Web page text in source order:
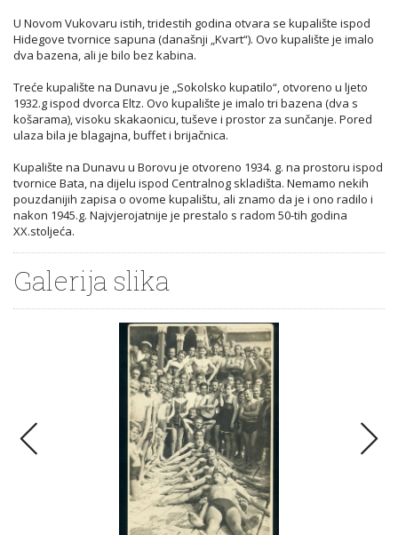
U Novom Vukovaru istih, tridestih godina otvara se kupalište ispod
Hidegove tvornice sapuna (današnji „Kvart“). Ovo kupalište je imalo
dva bazena, ali je bilo bez kabina.
Treće kupalište na Dunavu je „Sokolsko kupatilo“, otvoreno u ljeto
1932.g ispod dvorca Eltz. Ovo kupalište je imalo tri bazena (dva s
košarama), visoku skakaonicu, tuševe i prostor za sunčanje. Pored
ulaza bila je blagajna, buffet i brijačnica.
Kupalište na Dunavu u Borovu je otvoreno 1934. g. na prostoru ispod
tvornice Bata, na dijelu ispod Centralnog skladišta. Nemamo nekih
pouzdanijih zapisa o ovome kupalištu, ali znamo da je i ono radilo i
nakon 1945.g. Najvjerojatnije je prestalo s radom 50-tih godina
XX.stoljeća.
Galerija slika